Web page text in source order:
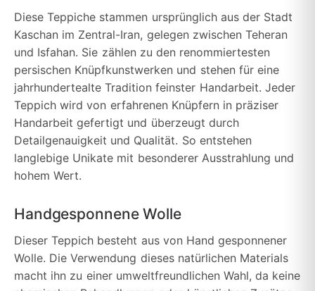
Diese Teppiche stammen ursprünglich aus der Stadt
Kaschan im Zentral-Iran, gelegen zwischen Teheran
und Isfahan. Sie zählen zu den renommiertesten
persischen Knüpfkunstwerken und stehen für eine
jahrhundertealte Tradition feinster Handarbeit. Jeder
Teppich wird von erfahrenen Knüpfern in präziser
Handarbeit gefertigt und überzeugt durch
Detailgenauigkeit und Qualität. So entstehen
langlebige Unikate mit besonderer Ausstrahlung und
hohem Wert.
Handgesponnene Wolle
Dieser Teppich besteht aus von Hand gesponnener
Wolle. Die Verwendung dieses natürlichen Materials
macht ihn zu einer umweltfreundlichen Wahl, da keine